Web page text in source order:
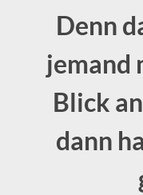
Denn
jemand
Blick
dann